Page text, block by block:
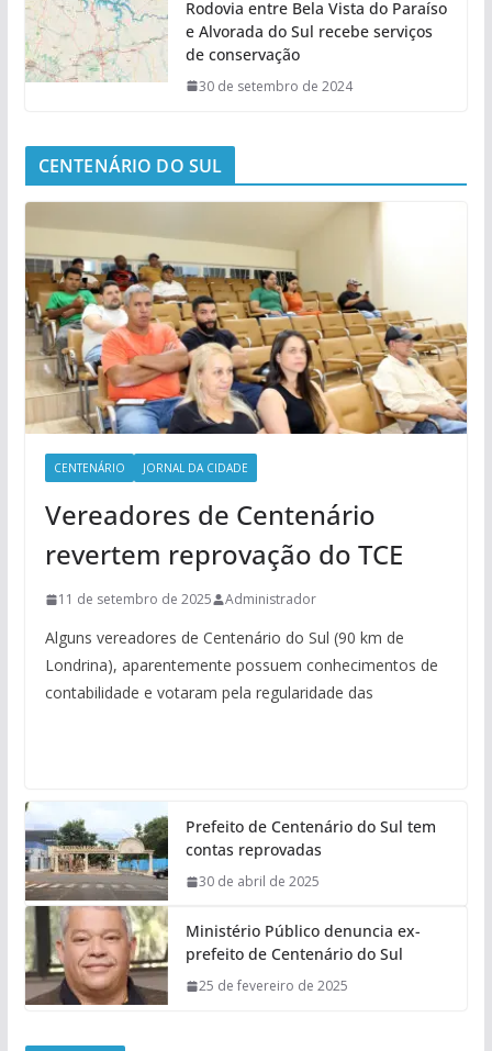
Rodovia entre Bela Vista do Paraíso
e Alvorada do Sul recebe serviços
de conservação
30 de setembro de 2024
CENTENÁRIO DO SUL
CENTENÁRIO JORNAL DA CIDADE
Vereadores de Centenário
revertem reprovação do TCE
11 de setembro de 2025 Administrador
Alguns vereadores de Centenário do Sul (90 km de
Londrina), aparentemente possuem conhecimentos de
contabilidade e votaram pela regularidade das
Prefeito de Centenário do Sul tem
contas reprovadas
30 de abril de 2025
Ministério Público denuncia ex-
prefeito de Centenário do Sul
25 de fevereiro de 2025